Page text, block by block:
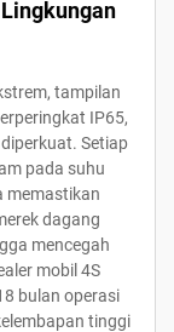
tampilan
IP65,
Setiap
pada suhu
memastikan
dagang
mencegah
mobil 4S
bulan operasi
tinggi